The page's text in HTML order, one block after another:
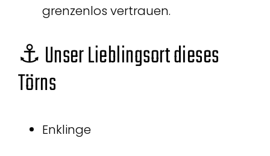
grenzenlos vertrauen.
⚓ Unser Lieblingsort dieses
Törns
Enklinge